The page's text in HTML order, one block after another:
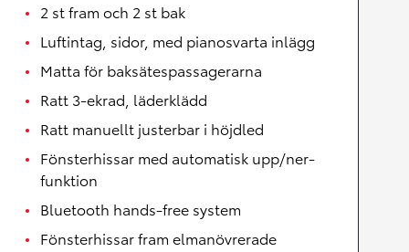
2 st fram och 2 st bak
Luftintag, sidor, med pianosvarta inlägg
Matta för baksätespassagerarna
Ratt 3-ekrad, läderklädd
Ratt manuellt justerbar i höjdled
Fönsterhissar med automatisk upp/ner-
funktion
Bluetooth hands-free system
Fönsterhissar fram elmanövrerade